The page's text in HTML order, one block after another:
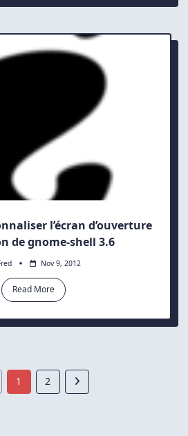
Ubuntu:
l’écran d’ouverture
de gnome-shell 3.6
Nov 9, 2012
Read More
1 2